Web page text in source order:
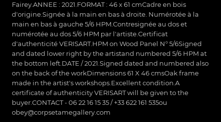
Fairey.ANNEE : 2021.FORMAT : 46 x 61 cmCadre en bois
d'origine.Signée à la main en bas à droite. Numérotée à la
main en bas à gauche 5/6 HPM.Contresignée au dos et
numérotée au dos 5/6 HPM par l'artiste.Certificat
d'authenticité VERISART.HPM on Wood Panel N° 5/6Signed
and dated lower right by the artistand numbered 5/6 HPM at
the bottom left.DATE / 2021.Signed dated and numbered also
on the back of the workDimensions 61 X 46 cmsOak frame
made in the artist's workshops.Excellent condition.A
certificate of authenticity VERISART will be given to the
buyer.CONTACT - 06 22 16 15 35 / +33 622 161 535ou
obey@corpsetamegallery.com